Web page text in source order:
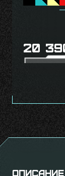
20
Описание